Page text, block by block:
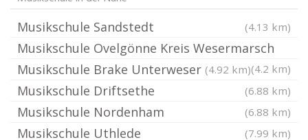
Musikschule Sandstedt (4.13 km)
Musikschule Ovelgönne Kreis Wesermarsch
(4.2 km)
Musikschule Brake Unterweser (4.92 km)
Musikschule Driftsethe (6.88 km)
Musikschule Nordenham (6.88 km)
Musikschule Uthlede (7.99 km)